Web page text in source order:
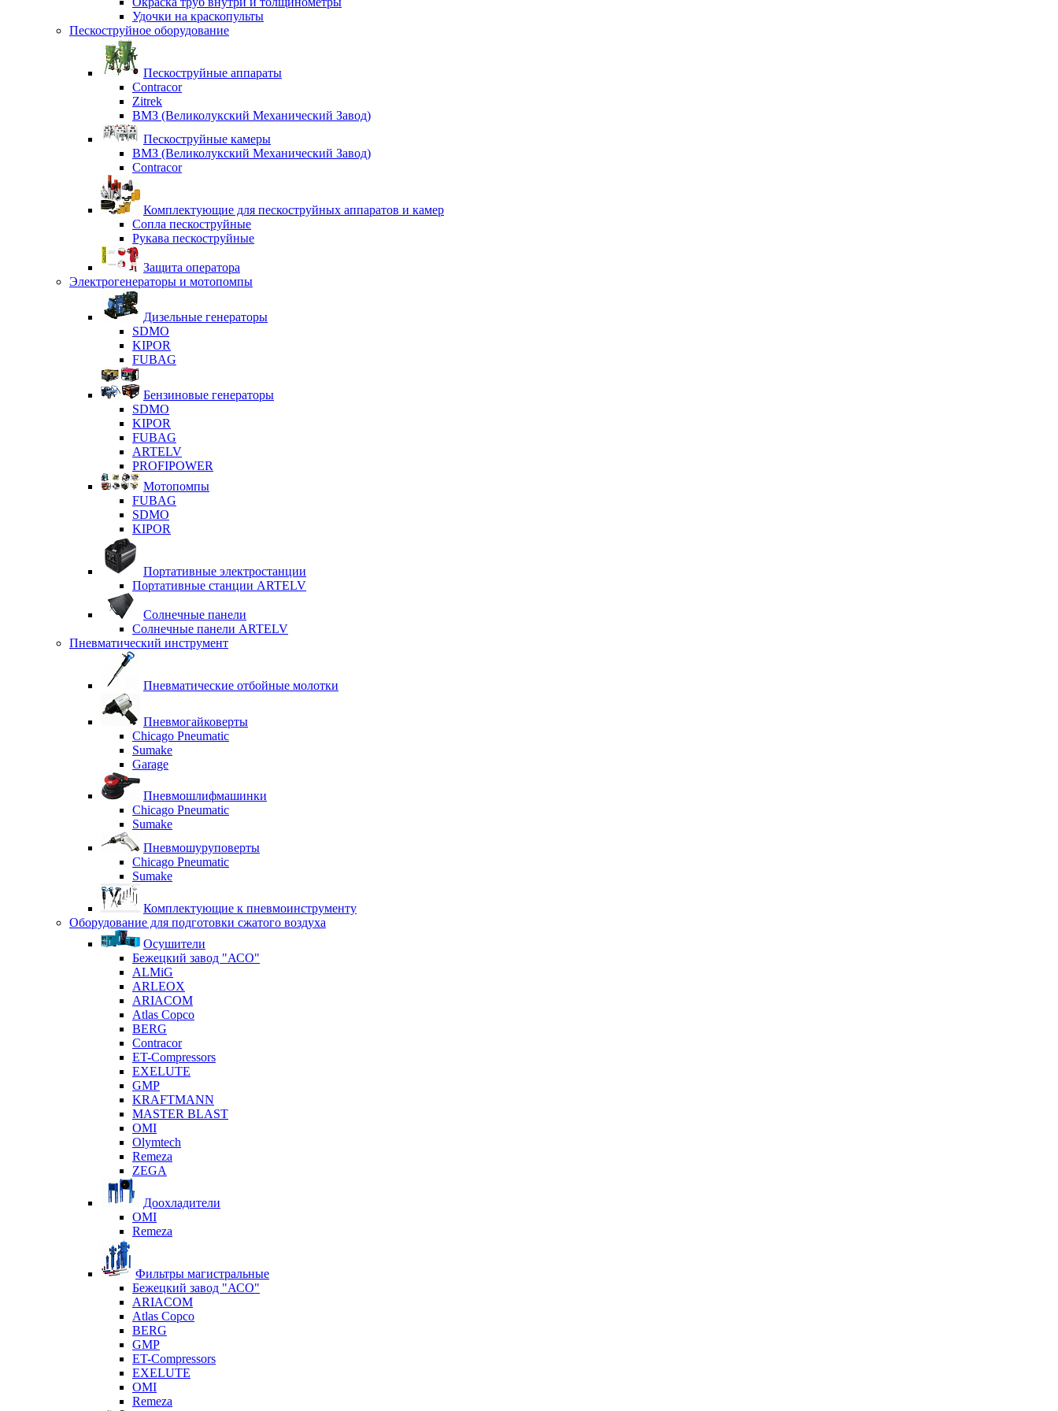
Удочки на краскопульты
Пескоструйное оборудование
Пескоструйные аппараты
Contracor
Zitrek
ВМЗ (Великолукский Механический Завод)
Пескоструйные камеры
ВМЗ (Великолукский Механический Завод)
Contracor
Комплектующие для пескоструйных аппаратов и камер
Сопла пескоструйные
Рукава пескоструйные
Защита оператора
Электрогенераторы и мотопомпы
Дизельные генераторы
SDMO
KIPOR
FUBAG
Бензиновые генераторы
SDMO
KIPOR
FUBAG
ARTELV
PROFIPOWER
Мотопомпы
FUBAG
SDMO
KIPOR
Портативные электростанции
Портативные станции ARTELV
Солнечные панели
Солнечные панели ARTELV
Пневматический инструмент
Пневматические отбойные молотки
Пневмогайковерты
Chicago Pneumatic
Sumake
Garage
Пневмошлифмашинки
Chicago Pneumatic
Sumake
Пневмошуруповерты
Chicago Pneumatic
Sumake
Комплектующие к пневмоинструменту
Оборудование для подготовки сжатого воздуха
Осушители
Бежецкий завод "АСО"
ALMiG
ARLEOX
ARIACOM
Atlas Copco
BERG
Contracor
ET-Compressors
EXELUTE
GMP
KRAFTMANN
MASTER BLAST
OMI
Olymtech
Remeza
ZEGA
Доохладители
OMI
Remeza
Фильтры магистральные
Бежецкий завод "АСО"
ARIACOM
Atlas Copco
BERG
GMP
ET-Compressors
EXELUTE
OMI
Remeza